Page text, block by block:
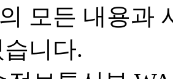
모든 내용과
니다.